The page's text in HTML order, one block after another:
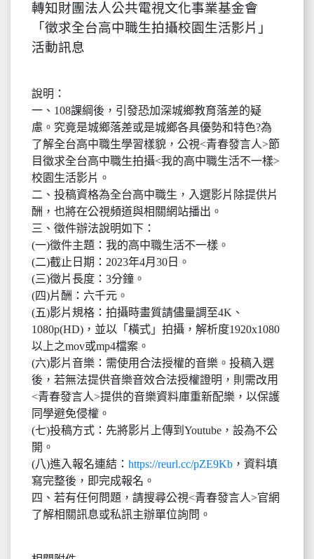
轉知財團法人公共電視文化事業基金會
「徵求全台高中職生拍攝校園生活影片」
活動訊息
說明：
一、108課綱後，引發恐加深城鄉教育落差的疑
慮。究竟是城鄉落差或是城鄉各具優勢和特色?為
了解全台高中職生學習樣貌，公視<青春發言人>節
目徵求全台高中職生拍攝<我的高中職生活不一樣>
校園生活影片。
二、投稿資格為全台高中職生，入選影片除提供片
酬，也將在公視頻道與相關網站播出。
三、徵件辦法說明如下：
(一)徵件主題：我的高中職生活不一樣。
(二)截止日期：2023年4月30日。
(三)徵片長度：3分鐘。
(四)片酬：六千元。
(五)影片規格：拍攝時畫質請儘量調至4K、
1080p(HD)，並以「橫式」拍攝，解析度1920x1080
以上之mov或mp4檔案。
(六)影片音樂：需使用合法授權的音樂。投稿入選
後，若無法提供音樂音效合法授權證明，則需改用
<青春發言人>提供的音樂資料庫重新配樂，以保護
同學避免侵權。
(七)投稿方式：先將影片上傳到Youtube，設為不公
開。
(八)進入報名連結： https://reurl.cc/pZE9Kb ，資料填
寫完整後，即完成報名。
四、若有任何問題，請搜尋公視<青春發言人>官網
了解相關訊息或私訊主辦單位詢問。